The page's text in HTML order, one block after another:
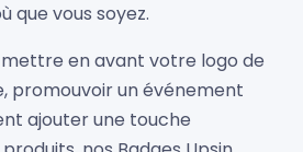
que vous soyez.
mettre en avant votre logo de
promouvoir un événement
ajouter une touche